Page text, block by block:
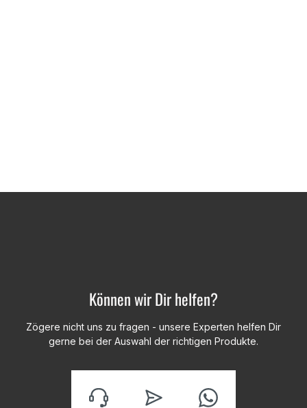
Können wir Dir helfen?
Zögere nicht uns zu fragen - unsere Experten helfen Dir
gerne bei der Auswahl der richtigen Produkte.